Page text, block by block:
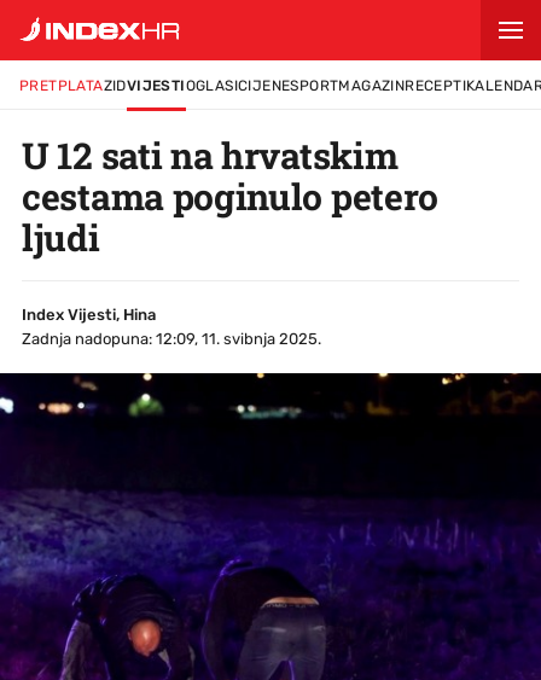
PRETPLATAZIDVIJESTIOGLASICIJENESPORTMAGAZINRECEPTI
U 12 sati na hrvatskim
cestama poginulo petero
ljudi
Index Vijesti, Hina
Zadnja nadopuna: 12:09, 11. svibnja 2025.